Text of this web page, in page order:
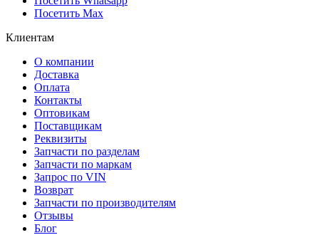
Посетить Max
Клиентам
О компании
Доставка
Оплата
Контакты
Оптовикам
Поставщикам
Реквизиты
Запчасти по разделам
Запчасти по маркам
Запрос по VIN
Возврат
Запчасти по производителям
Отзывы
Блог